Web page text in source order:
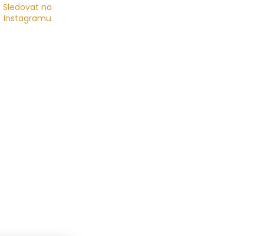
Sledovat na
Instagramu